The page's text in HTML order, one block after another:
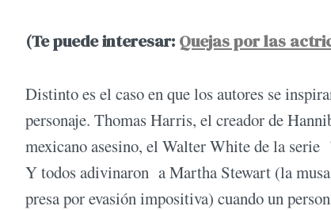
(Te puede interesar: Quejas por las
Distinto es el caso en que los autores se
personaje. Thomas Harris, el creador de
mexicano asesino, el Walter White de la
Y todos adivinaron a Martha Stewart (la
presa por evasión impositiva) cuando un